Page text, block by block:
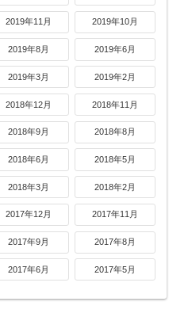
2019年11月 2019年10月
2019年8月 2019年6月
2019年3月 2019年2月
2018年12月 2018年11月
2018年9月 2018年8月
2018年6月 2018年5月
2018年3月 2018年2月
2017年12月 2017年11月
2017年9月 2017年8月
2017年6月 2017年5月